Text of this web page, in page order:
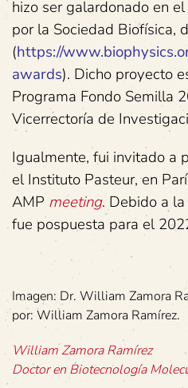
hizo ser galardonado en
por la Sociedad Biofísica,
(https://
awards). Dicho proyecto
Programa Fondo Semilla
Vicerrectoría de
Igualmente, fui invitado a
el Instituto Pasteur, en
AMP meeting. Debido a
fue pospuesta para el
Imagen: Dr. William Zamora
por: William Zamora Ramírez.
William Zamora Ramírez
Doctor en Biotecnología